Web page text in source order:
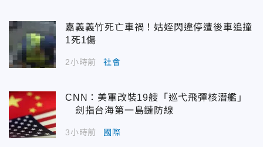
嘉義義竹死亡車禍！姑姪閃違停遭後車追撞
1死1傷
2小時前 社會
CNN：美軍改裝19艘「巡弋飛彈核潛艦」
劍指台海第一島鏈防線
3小時前 國際